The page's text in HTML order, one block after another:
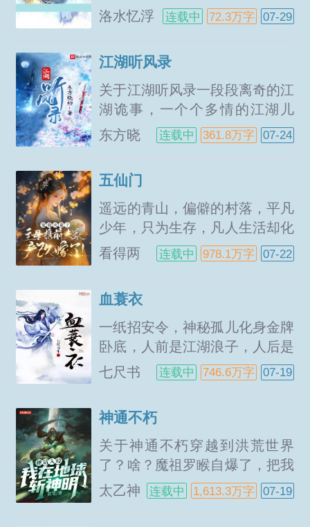
血与阴谋爱情与背叛血海深仇与
儿女情长，看过河小卒，如何戮
洛水忆浮
连载中 72.3万字 07-29
江湖听风录
关于江湖听风录一段段离奇的江
湖诡事，一个个多情的江湖儿
女，刀剑交错间，是谁的泪晕染
了那个江湖？...
东方晓
连载中 361.8万字 07-24
五仙门
遥远的青山，偏僻的村落，平凡
少年，只为生存，凡人生活却化
作修仙之路，有谁是真，有谁是
假？有谁能最后明月长伴！仙侠
看得两
连载中 978.1万字 07-22
血蓑衣
一纸招安令，神秘孤儿化身金牌
卧底，人前是江湖浪子，人后是
朝廷密探。庙堂重臣武林豪杰隐
世高手外族恶人异教魔头富贾巨
相杀，纠缠不清。伪装谎言阴谋
野心柳寻衣在...
七尺书
连载中 746.6万字 07-19
神通不朽
关于神通不朽穿越到洪荒世界
了？啥？魔祖罗睺自爆了，把我
炸死了！又穿越了？啥？到羲皇
世界了？还自带造化玉蝶盘古神
太乙神
连载中 1,613.3万字 07-19